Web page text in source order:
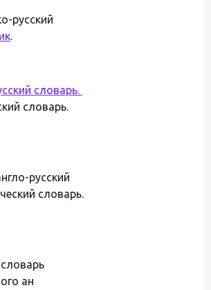
русский
.
словарь.
русский
словарь.
ан